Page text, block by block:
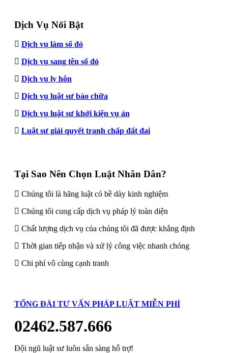
Dịch Vụ Nổi Bật
Dịch vụ làm sổ đỏ
Dịch vụ sang tên sổ đỏ
Dịch vụ ly hôn
Dịch vụ luật sư bào chữa
Dịch vụ luật sư khởi kiện vụ án
Luật sư giải quyết tranh chấp đất đai
Tại Sao Nên Chọn Luật Nhân Dân?
Chúng tôi là hãng luật có bề dày kinh nghiệm
Chúng tôi cung cấp dịch vụ pháp lý toàn diện
Chất lượng dịch vụ của chúng tôi đã được khẳng định
Thời gian tiếp nhận và xử lý công việc nhanh chóng
Chi phí vô cùng cạnh tranh
TỔNG ĐÀI TƯ VẤN PHÁP LUẬT MIỄN PHÍ
02462.587.666
Đội ngũ luật sư luôn sẵn sàng hỗ trợ!